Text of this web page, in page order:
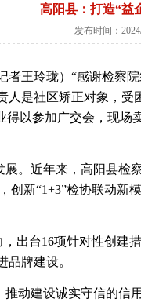
高阳县：打造“益
发布时间：
者王玲珑）“感谢检察
人是社区矫正对象，
得以参加广交会，现
。近年来，高阳县检
创新“1+3”检协联动
出台16项针对性创
品牌建设。
动建设诚实守信的信